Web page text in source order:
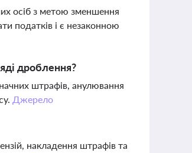
осіб з метою зменшення
податків і є незаконною
дроблення?
штрафів, анулювання
Джерело
накладення штрафів та